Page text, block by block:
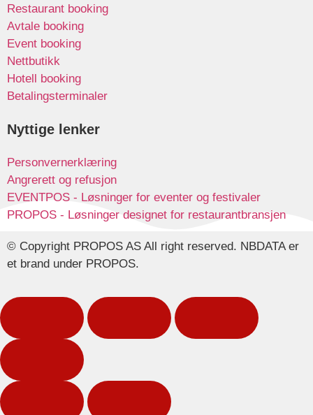
Restaurant booking
Avtale booking
Event booking
Nettbutikk
Hotell booking
Betalingsterminaler
Nyttige lenker
Personvernerklæring
Angrerett og refusjon
EVENTPOS - Løsninger for eventer og festivaler
PROPOS - Løsninger designet for restaurantbransjen
© Copyright PROPOS AS All right reserved. NBDATA er
et brand under PROPOS.